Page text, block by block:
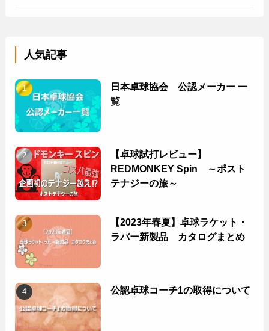
人気記事
日本卓球協会 公認メーカー 一
覧
【卓球試打レビュー】
REDMONKEY Spin ～ポスト
テナジーの旅～
【2023年春夏】卓球ラケット・
ラバー新製品 カタログまとめ
公認卓球コーチ1の取得について